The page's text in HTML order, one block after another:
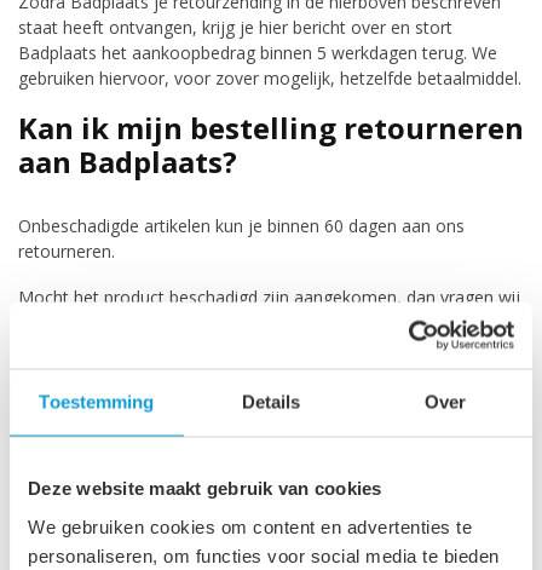
Toestemming Details Over
Deze website maakt gebruik van cookies
We gebruiken cookies om content en advertenties te
personaliseren, om functies voor social media te bieden
staat heeft ontvangen, krijg je hier bericht over en stort
Badplaats het aankoopbedrag binnen 5 werkdagen terug. We
gebruiken hiervoor, voor zover mogelijk, hetzelfde betaalmiddel.
Kan ik mijn bestelling retourneren
aan Badplaats?
Onbeschadigde artikelen kun je binnen 60 dagen aan ons
retourneren.
Mocht het product beschadigd zijn aangekomen, dan vragen wij
je contact op te nemen met de klantenservice door te mailen
. Stuur om dit proces te versnellen direct
Retourzendingen zijn voor risico van de koper. Dit betekent dat
wij niet aansprakelijk zijn voor het beschadigen of zoekraken
verpakking en bewaar de track & trace-codegoed.
Kan ik mijn bestelling retourneren